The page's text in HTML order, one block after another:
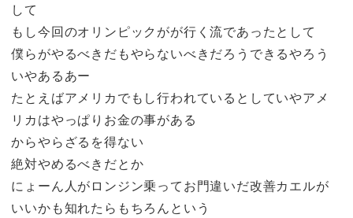
して
もし今回のオリンピックがが行く流であったとして
僕らがやるべきだもやらないべきだろうできるやろう
いやあるあー
たとえばアメリカでもし行われているとしていやアメ
リカはやっぱりお金の事がある
からやらざるを得ない
絶対やめるべきだとか
にょーん人がロンジン乗ってお門違いだ改善カエルが
いいかも知れたらもちろんという